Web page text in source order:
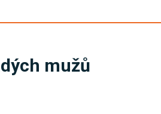
mužů